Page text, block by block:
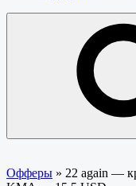
Офферы » 22 again —